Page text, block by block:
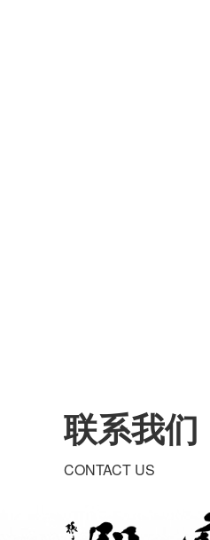
联系我们
CONTACT US